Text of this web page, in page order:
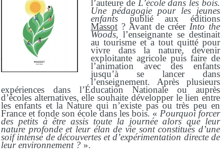
l’auteure de L’école dans les bois.
Une pédagogie pour les jeunes
enfants publié aux éditions
Massot ?Avant de créer Into the
Woods, l’enseignante se destinait
au tourisme et a tout quitté pour
vivre dans la nature, devenir
exploitante agricole puis faire de
l’animation avec des enfants
jusqu’à se lancer dans
l’enseignement. Après plusieurs
expériences dans l’Éducation Nationale ou auprès
d’écoles alternatives, elle souhaite développer le lien entre
les enfants et la Nature qui n’existe pas ou très peu en
France et fonde son école dans les bois. « Pourquoi forcer
des petits à être assis toute la journée alors que leur
nature profonde et leur élan de vie sont constitués d’une
soif intense de découvertes et d’expérimentation directe de
leur environnement ? ».